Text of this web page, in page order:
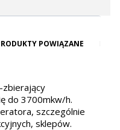
POWIĄZANE
do 3700mkw/h.
szczególnie
sklepów.